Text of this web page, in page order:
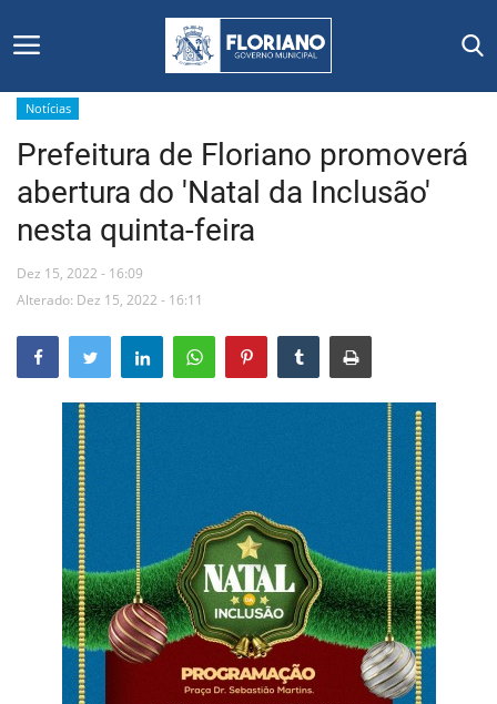
Início
Editais
Floriano
Mural de Licitações
Notícias
Webmail
Contato
Notícias
Prefeitura de Floriano promoverá
abertura do 'Natal da Inclusão'
nesta quinta-feira
Dez 15, 2022 - 16:09
Alterado: Dez 15, 2022 - 16:11